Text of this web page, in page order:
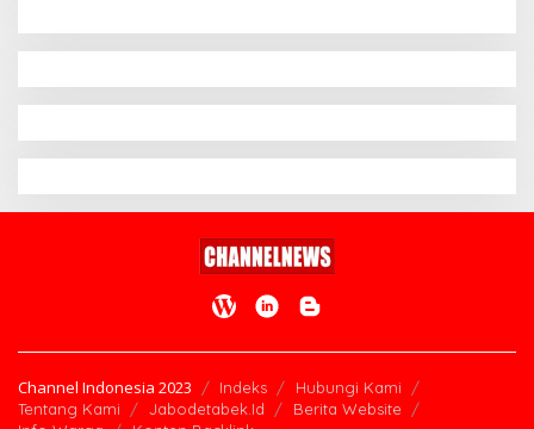
Channel Indonesia 2023 Indeks
Hubungi Kami
Tentang Kami
Jabodetabek.Id
Berita Website